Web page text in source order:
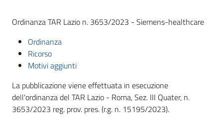
Ordinanza TAR Lazio n. 3653/2023 - Siemens-healthcare
Ordinanza
Ricorso
Motivi aggiunti
La pubblicazione viene effettuata in esecuzione
dell'ordinanza del TAR Lazio - Roma, Sez. III Quater, n.
3653/2023 reg. prov. pres. (r.g. n. 15195/2023).